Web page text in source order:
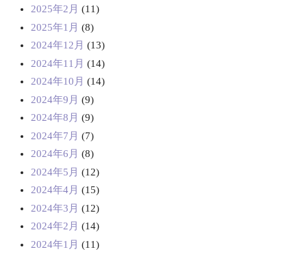
2025年2月 (11)
2025年1月 (8)
2024年12月 (13)
2024年11月 (14)
2024年10月 (14)
2024年9月 (9)
2024年8月 (9)
2024年7月 (7)
2024年6月 (8)
2024年5月 (12)
2024年4月 (15)
2024年3月 (12)
2024年2月 (14)
2024年1月 (11)